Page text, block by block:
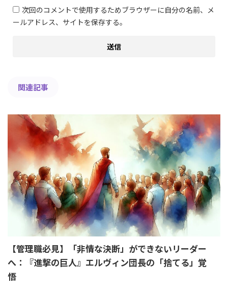
次回のコメントで使用するためブラウザーに自分の名前、メ
ールアドレス、サイトを保存する。
関連記事
【管理職必見】「非情な決断」ができないリーダー
へ：『進撃の巨人』エルヴィン団長の「捨てる」覚
悟